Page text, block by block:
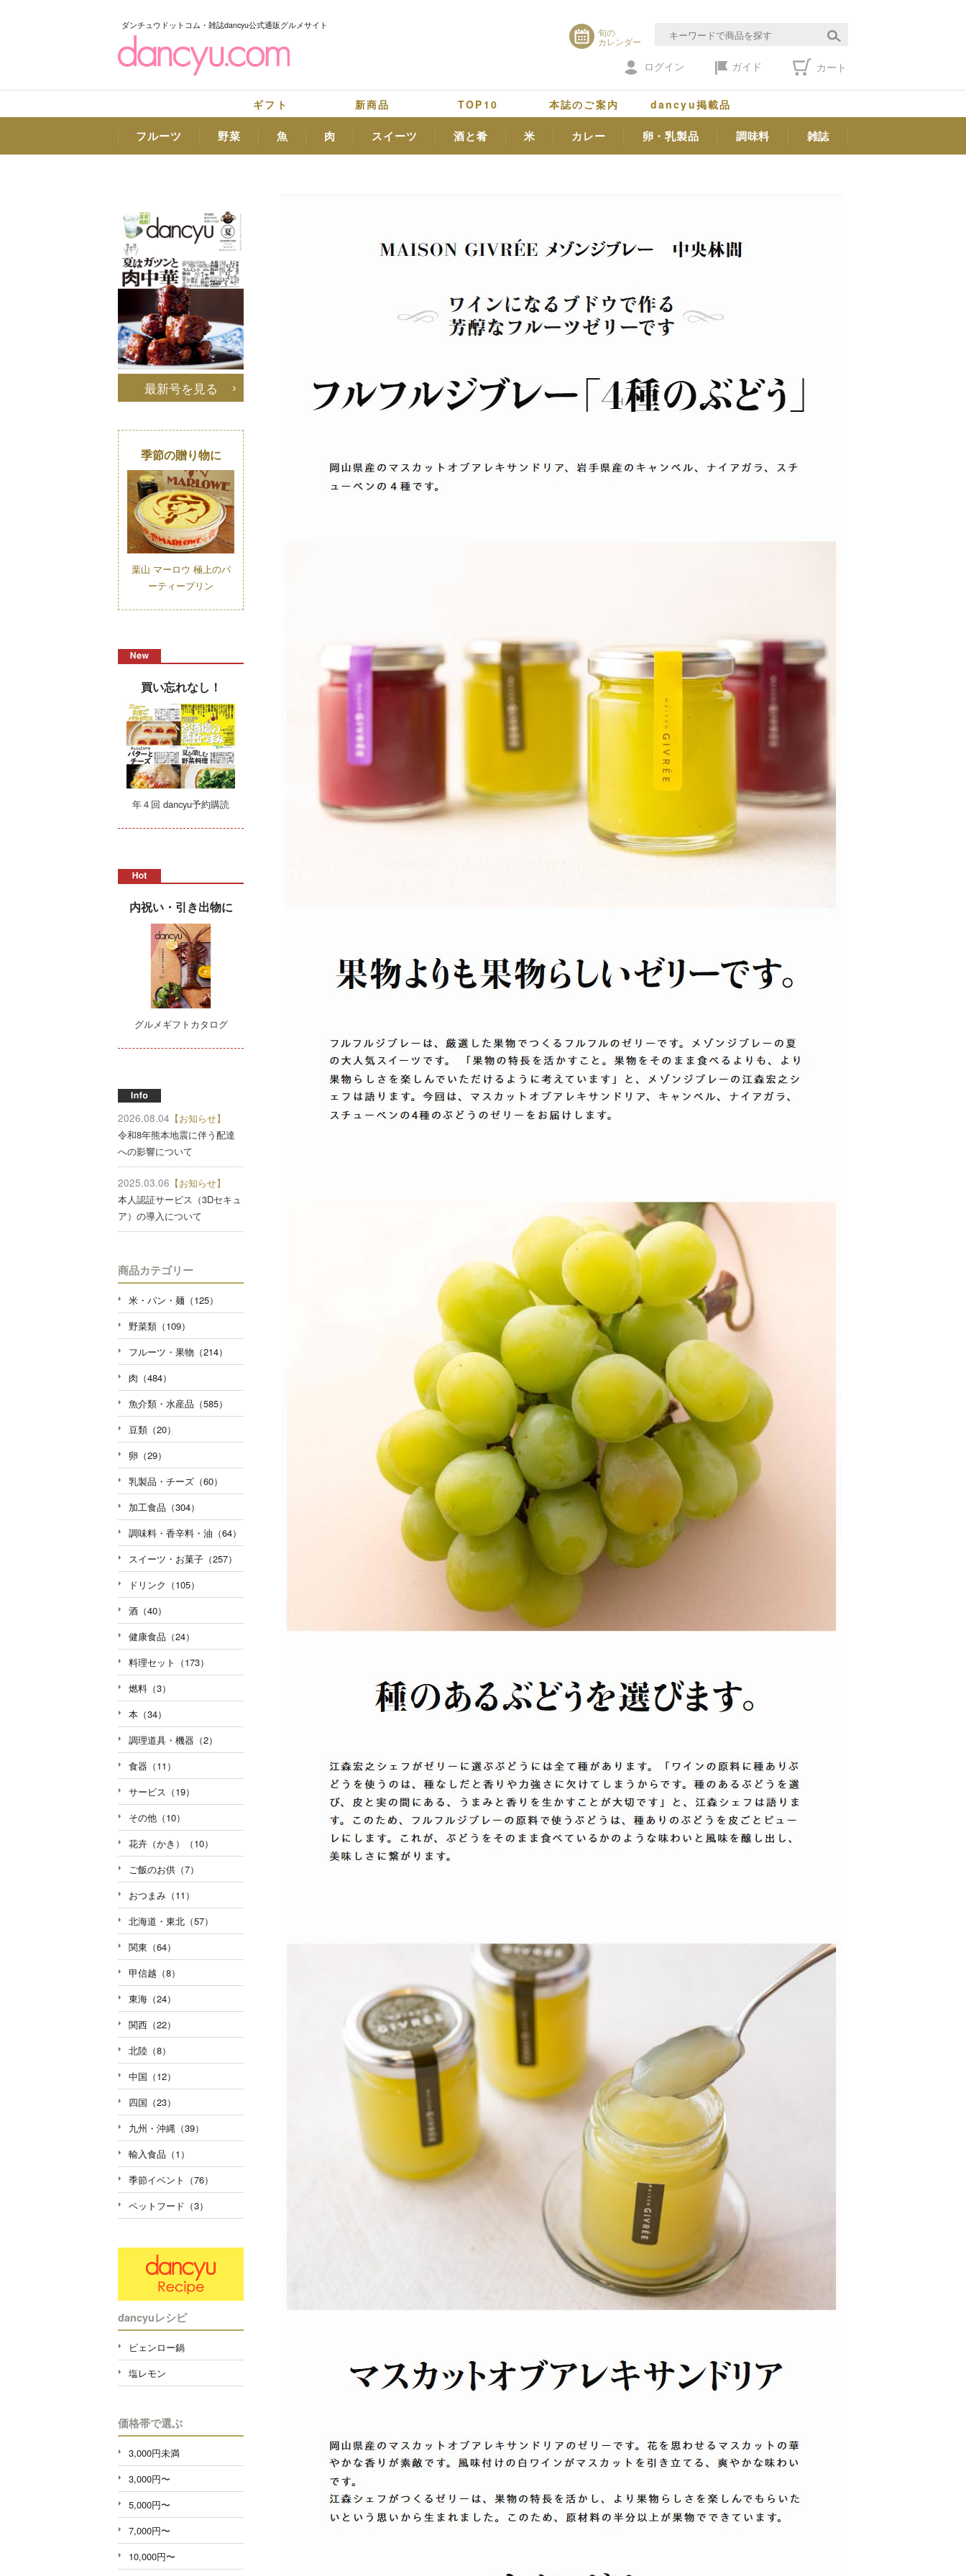
ダンチュウドットコム・雑誌dancyu公式通販グルメサイト
旬の
カレンダー
ログイン ガイド カート
ギフト 新商品 TOP10 本誌のご案内 dancyu掲載品
フルーツ 野菜 魚 肉 スイーツ 酒と肴 米 カレー 卵・乳製品 調味料 雑誌
最新号を見る
季節の贈り物に
葉山 マーロウ 極上のパ
ーティープリン
買い忘れなし！
年４回 dancyu予約購読
内祝い・引き出物に
グルメギフトカタログ
2026.08.04 【お知らせ】
令和8年熊本地震に伴う配達
への影響について
2025.03.06 【お知らせ】
本人認証サービス（3Dセキュ
ア）の導入について
商品カテゴリー
米・パン・麺（125）
野菜類（109）
フルーツ・果物（214）
肉（484）
魚介類・水産品（585）
豆類（20）
卵（29）
乳製品・チーズ（60）
加工食品（304）
調味料・香辛料・油（64）
スイーツ・お菓子（257）
ドリンク（105）
酒（40）
健康食品（24）
料理セット（173）
燃料（3）
本（34）
調理道具・機器（2）
食器（11）
サービス（19）
その他（10）
花卉（かき）（10）
ご飯のお供（7）
おつまみ（11）
北海道・東北（57）
関東（64）
甲信越（8）
東海（24）
関西（22）
北陸（8）
中国（12）
四国（23）
九州・沖縄（39）
輸入食品（1）
季節イベント（76）
ペットフード（3）
dancyuレシピ
ピェンロー鍋
塩レモン
価格帯で選ぶ
3,000円未満
3,000円〜
5,000円〜
7,000円〜
10,000円〜